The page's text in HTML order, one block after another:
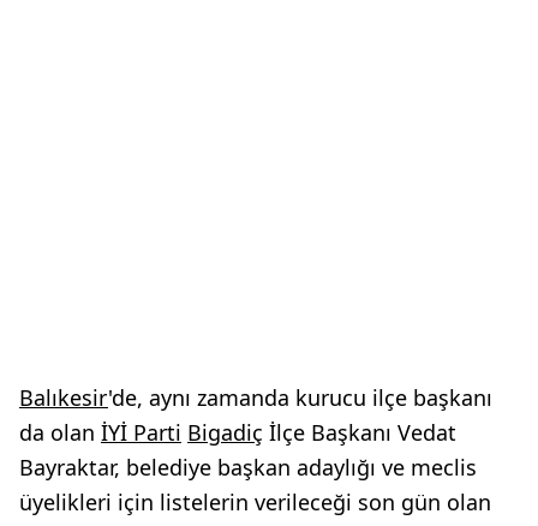
Balıkesir'de, aynı zamanda kurucu ilçe başkanı
da olan İYİ Parti Bigadiç İlçe Başkanı Vedat
Bayraktar, belediye başkan adaylığı ve meclis
üyelikleri için listelerin verileceği son gün olan